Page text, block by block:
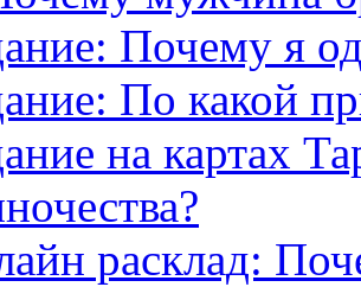
Почему я
По какой
на картах
расклад: